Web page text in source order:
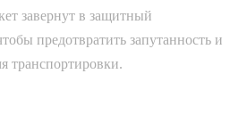
завернут в защитный
предотвратить запутанность и
транспортировки.